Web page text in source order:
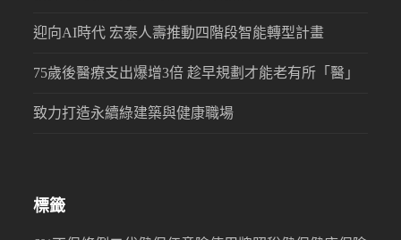
迎向AI時代 宏泰人壽推動四階段智能轉型計畫
75歲後醫療支出爆增3倍 趁早規劃才能老有所「醫」
致力打造永續綠建築與健康職場
標籤